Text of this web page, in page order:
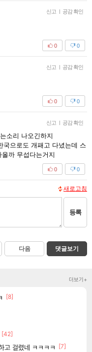
신고 | 공감 확인
0
0
신고 | 공감 확인
0
0
신고 | 공감 확인
소리 나오긴하지
국으로도 개패고 다녔는데 스
까 무섭다는거지
0
0
새로고침
등록
다음 댓글보기
더보기+
[8]
[42]
고 걸렸네 ㅋㅋㅋㅋ
[7]